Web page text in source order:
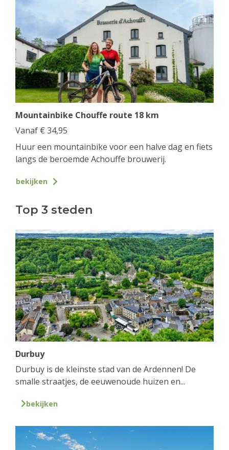
Mountainbike Chouffe route 18 km
Vanaf € 34,95
Huur een mountainbike voor een halve dag en fiets
langs de beroemde Achouffe brouwerij.
bekijken
Top 3 steden
Durbuy
Durbuy is de kleinste stad van de Ardennen! De
smalle straatjes, de eeuwenoude huizen en...
bekijken